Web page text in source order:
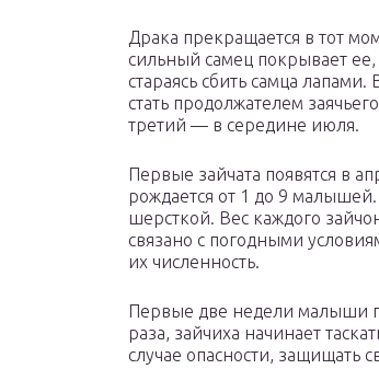
Драка прекращается в тот
сильный самец покрывает ее,
стараясь сбить самца
стать продолжателем
третий — в середине июля.
Первые зайчата появятся в
рождается от 1 до 9
шерсткой. Вес каждого
связано с погодными
их численность.
Первые две недели малыши
раза, зайчиха начинает
случае опасности, защищать